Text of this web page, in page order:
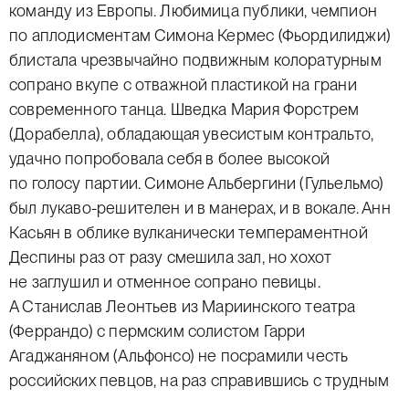
команду из Европы. Любимица публики, чемпион
по аплодисментам Симона Кермес (Фьордилиджи)
блистала чрезвычайно подвижным колоратурным
сопрано вкупе с отважной пластикой на грани
современного танца. Шведка Мария Форстрем
(Дорабелла), обладающая увесистым контральто,
удачно попробовала себя в более высокой
по голосу партии. Симоне Альбергини (Гульельмо)
был лукаво-решителен и в манерах, и в вокале. Анн
Касьян в облике вулканически темпераментной
Деспины раз от разу смешила зал, но хохот
не заглушил и отменное сопрано певицы.
А Станислав Леонтьев из Мариинского театра
(Феррандо) с пермским солистом Гарри
Агаджаняном (Альфонсо) не посрамили честь
российских певцов, на раз справившись с трудным